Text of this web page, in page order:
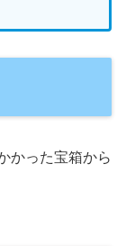
かった宝箱から